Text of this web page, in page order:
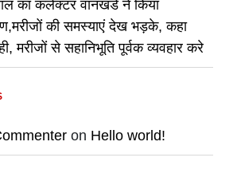
का कलेक्टर वानखडे ने किया
की समस्याएं देख भड़के, कहा
मरीजों से सहानिभूति पूर्वक व्यवहार करे
on Hello world!